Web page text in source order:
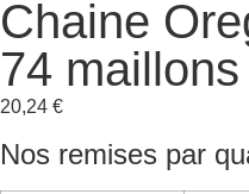
Chaine
74 maillons
20,24 €
Nos remises par